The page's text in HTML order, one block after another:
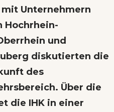
Unternehmern
Hochrhein-
und
diskutierten die
des
Über die
die IHK in einer